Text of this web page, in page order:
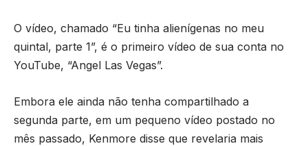
O vídeo, chamado “Eu tinha alienígenas no meu
quintal, parte 1”, é o primeiro vídeo de sua conta no
YouTube, “Angel Las Vegas”.
Embora ele ainda não tenha compartilhado a
segunda parte, em um pequeno vídeo postado no
mês passado, Kenmore disse que revelaria mais